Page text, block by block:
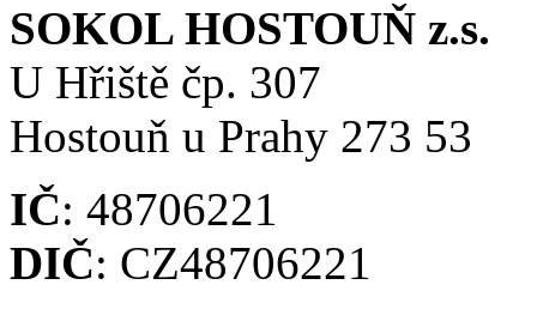
SOKOL HOSTOUŇ z.s.
U Hřiště čp. 307
Hostouň u Prahy 273 53
IČ: 48706221
DIČ: CZ48706221